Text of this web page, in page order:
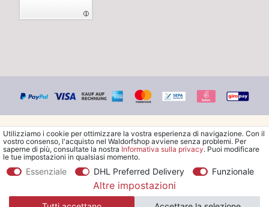
© Copyright 2026 Waldorfshop |Tutti i diritti riservati.
*Ordina la spedizione gratuita in Italia a partire da 99 €. Sono
Utilizziamo i cookie per ottimizzare la vostra esperienza di navigazione. Con il
vostro consenso, l'acquisto nel Waldorfshop avviene senza problemi. Per
saperne di più, consultate la nostra Informativa sulla privacy. Puoi modificare
le tue impostazioni in qualsiasi momento.
Essenziale DHL Preferred Delivery Funzionale
Altre impostazioni